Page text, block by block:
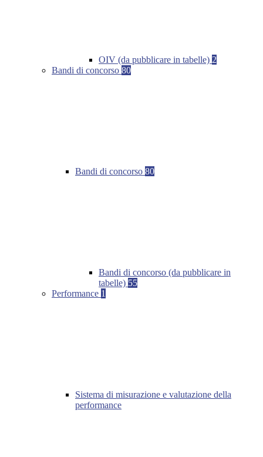
OIV (da pubblicare in tabelle) 2
Bandi di concorso 80
Bandi di concorso 80
Bandi di concorso (da pubblicare in
tabelle) 55
Performance 1
Sistema di misurazione e valutazione della
performance